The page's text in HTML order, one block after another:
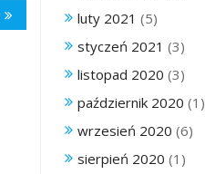
luty 2021 (5)
styczeń 2021 (3)
listopad 2020 (3)
październik 2020 (1)
wrzesień 2020 (6)
sierpień 2020 (1)